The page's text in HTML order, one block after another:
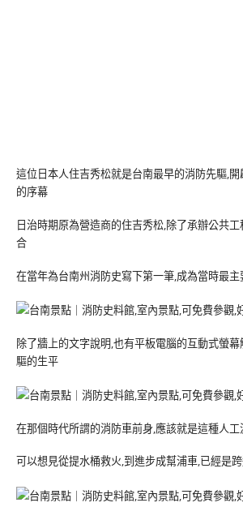
這位日本人住吉秀松就是台南最早的消防先驅,
的序幕
日治時期原為營造商的住吉秀松,除了承辦公共
合
在當年為台南州消防史寫下第一筆,成為當時最
除了牆上的文字說明,也有平板電腦的互動式螢
驅的生平
在那個時代所謂的消防車前身,應該就是這種人
可以想見從提水桶救火,到進步成幫浦車,已經是